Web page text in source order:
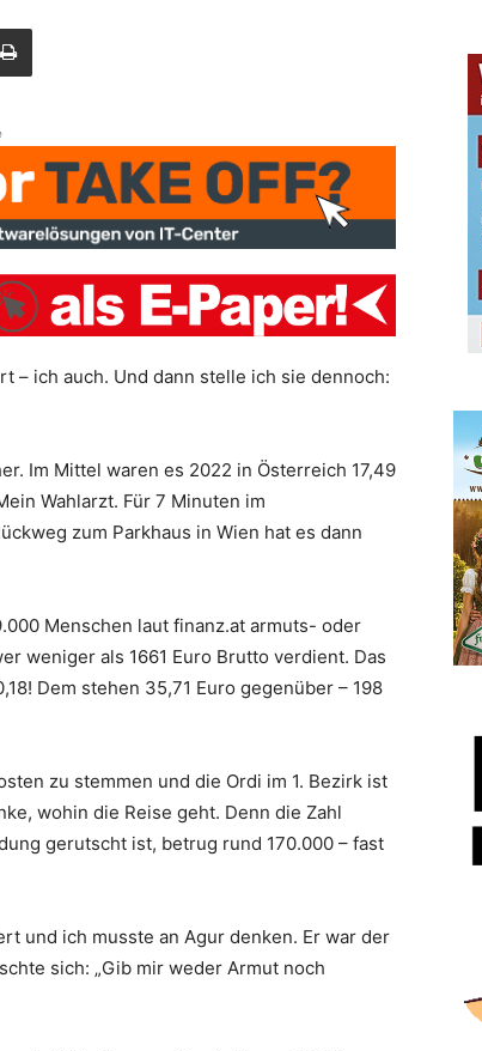
– ich auch. Und dann stelle ich sie dennoch:
Im Mittel waren es 2022 in Österreich 17,49
Wahlarzt. Für 7 Minuten im
zum Parkhaus in Wien hat es dann
Menschen laut finanz.at armuts- oder
weniger als 1661 Euro Brutto verdient. Das
Dem stehen 35,71 Euro gegenüber – 198
zu stemmen und die Ordi im 1. Bezirk ist
wohin die Reise geht. Denn die Zahl
gerutscht ist, betrug rund 170.000 – fast
und ich musste an Agur denken. Er war der
sich: „Gib mir weder Armut noch